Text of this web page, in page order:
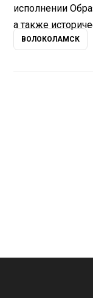
исполнении
а также
ВОЛОКОЛАМСК